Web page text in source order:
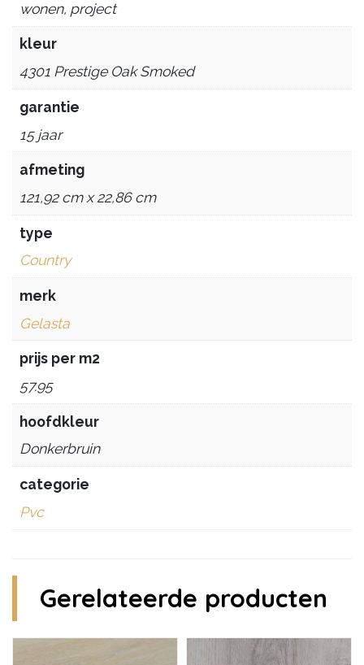
wonen, project
kleur
4301 Prestige Oak Smoked
garantie
15 jaar
afmeting
121,92 cm x 22,86 cm
type
Country
merk
Gelasta
prijs per m2
57.95
hoofdkleur
Donkerbruin
categorie
Pvc
Gerelateerde producten